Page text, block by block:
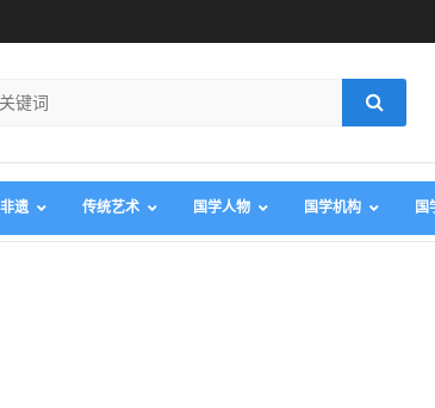
遗 传统艺术 国学人物 国学机构 国